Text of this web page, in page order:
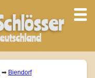
➡ Biendorf